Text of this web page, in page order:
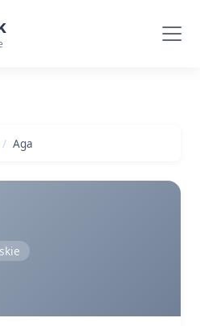
Aga